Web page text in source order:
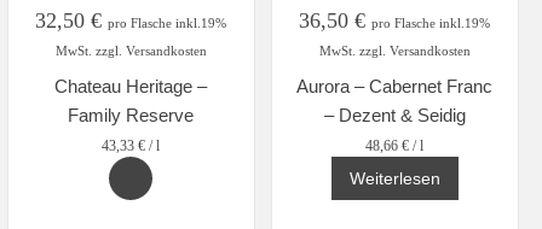
32,50€ pro Flasche inkl.19%
MwSt. zzgl. Versandkosten
Chateau Heritage –
Family Reserve
43,33€ /l
36,50€ pro Flasche inkl.19%
MwSt. zzgl. Versandkosten
Aurora – Cabernet Franc
– Dezent & Seidig
48,66€ /l
Weiterlesen